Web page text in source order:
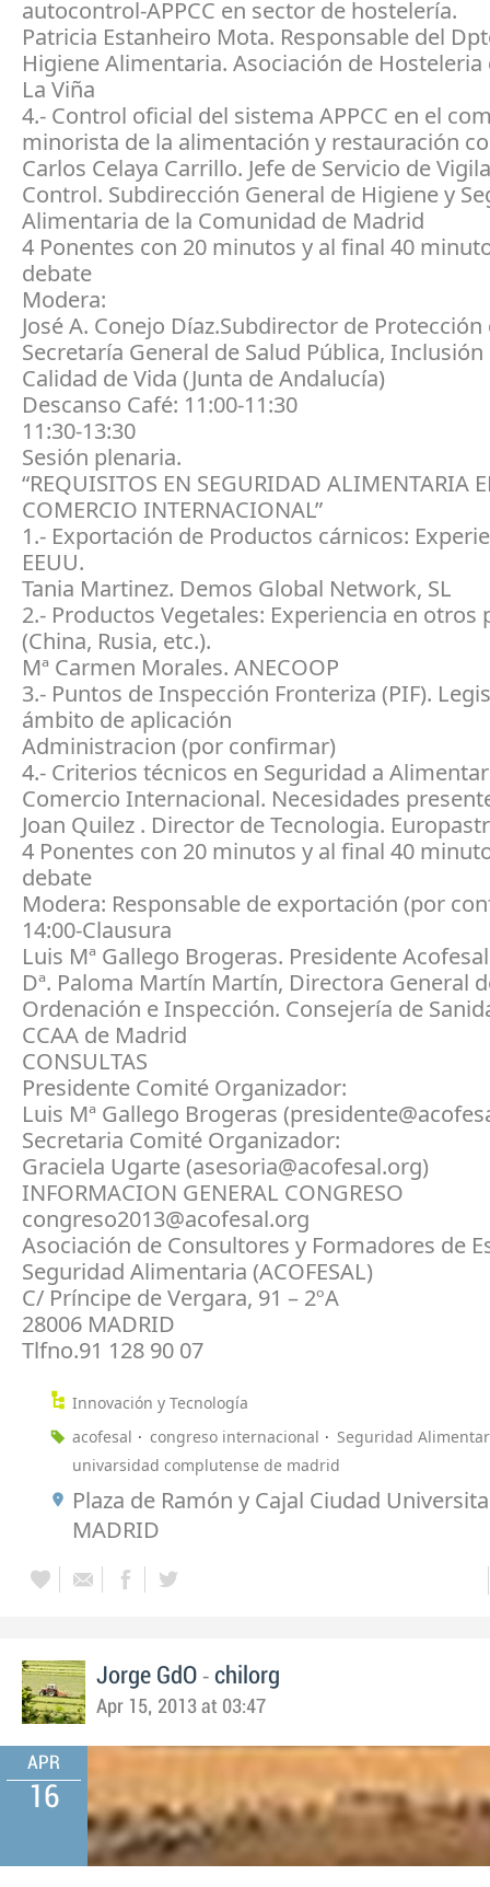
autocontrol-APPCC en sector de hostelería.
Patricia Estanheiro Mota. Responsable del
Higiene Alimentaria. Asociación de
La Viña
4.- Control oficial del sistema APPCC en el
minorista de la alimentación y restauración
Carlos Celaya Carrillo. Jefe de Servicio de
Control. Subdirección General de Higiene y
Alimentaria de la Comunidad de Madrid
4 Ponentes con 20 minutos y al final 40
debate
Modera:
José A. Conejo Díaz.Subdirector de Protección
Secretaría General de Salud Pública, Inclusión
Calidad de Vida (Junta de Andalucía)
Descanso Café: 11:00-11:30
11:30-13:30
Sesión plenaria.
“REQUISITOS EN SEGURIDAD ALIMENTARIA
COMERCIO INTERNACIONAL”
1.- Exportación de Productos cárnicos:
EEUU.
Tania Martinez. Demos Global Network, SL
2.- Productos Vegetales: Experiencia en otros
(China, Rusia, etc.).
Mª Carmen Morales. ANECOOP
3.- Puntos de Inspección Fronteriza (PIF).
ámbito de aplicación
Administracion (por confirmar)
4.- Criterios técnicos en Seguridad a
Comercio Internacional. Necesidades
Joan Quilez . Director de Tecnologia.
4 Ponentes con 20 minutos y al final 40
debate
Modera: Responsable de exportación (por
14:00-Clausura
Luis Mª Gallego Brogeras. Presidente Acofesal
Dª. Paloma Martín Martín, Directora General
Ordenación e Inspección. Consejería de
CCAA de Madrid
CONSULTAS
Presidente Comité Organizador:
Luis Mª Gallego Brogeras
Secretaria Comité Organizador:
Graciela Ugarte (asesoria@acofesal.org)
INFORMACION GENERAL CONGRESO
congreso2013@acofesal.org
Asociación de Consultores y Formadores de
Seguridad Alimentaria (ACOFESAL)
C/ Príncipe de Vergara, 91 – 2ºA
28006 MADRID
Tlfno.91 128 90 07
Innovación y Tecnología
acofesal
congreso internacional
Seguridad
univarsidad complutense de madrid
Plaza de Ramón y Cajal Ciudad
MADRID
Jorge GdO - chilorg
Apr 15, 2013 at 03:47
APR
16